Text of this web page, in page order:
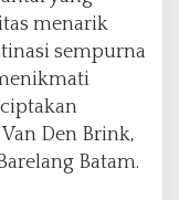
menarik
sempurna
Den Brink,
Batam.